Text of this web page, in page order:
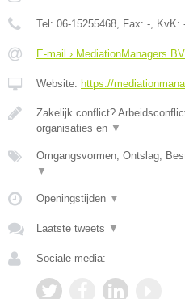
Tel: 06-15255468 , Fax: - , KvK:
E-mail › MediationManagers
Website: https://
Zakelijk conflict?
organisaties en ▼
Omgangsvormen, Ontslag,
▼
Openingstijden ▼
Laatste tweets ▼
Sociale media: